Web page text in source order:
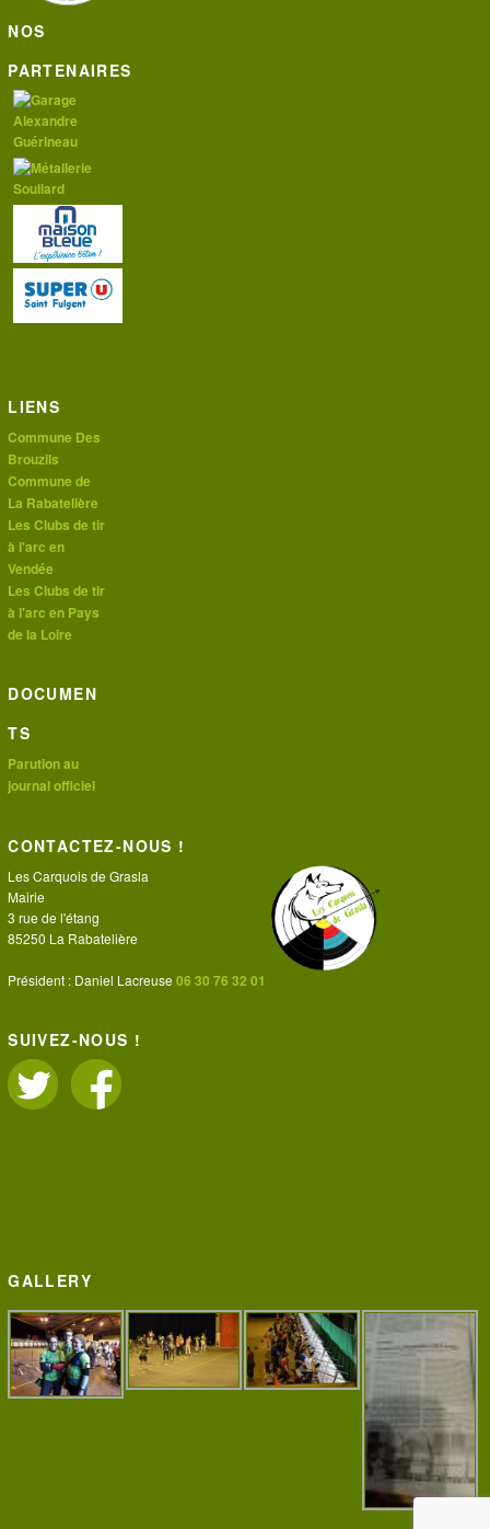
NOS
PARTENAIRES
LIENS
Commune Des
Brouzils
Commune de
La Rabatelière
Les Clubs de tir
à l'arc en
Vendée
Les Clubs de tir
à l'arc en Pays
de la Loire
DOCUMEN
TS
Parution au
journal officiel
CONTACTEZ-NOUS !
Les Carquois de Grasla
Mairie
3 rue de l'étang
85250 La Rabatelière
Président : Daniel Lacreuse06 30 76 32 01
SUIVEZ-NOUS !
GALLERY